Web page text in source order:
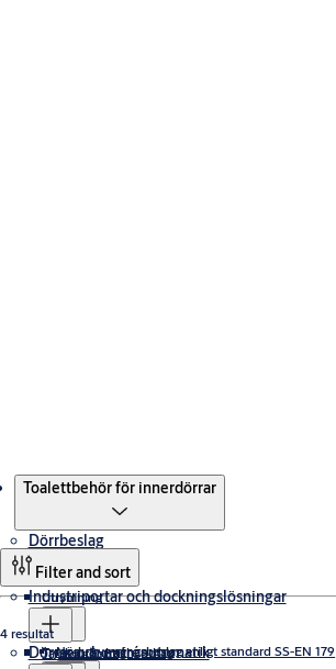
Toalettbehör för innerdörrar
Dörrbeslag
Utrymning
Nödutrymningsbeslag enligt standard SS-EN 179
Trycken & draghandtag
Industriportar och dockningslösningar
Takskjutportar
Dörrar och entréautomatik
Filter and sort
4 resultat